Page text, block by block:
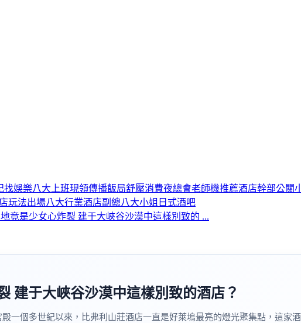
找娛樂八大上班現領傳播飯局舒壓消費夜總會老師機推薦酒店幹部公關
玩法出場八大行業酒店副總八大小姐 日式酒吧
竟是少女心炸裂 建于大峽谷沙漠中這樣別致的 ...
建于大峽谷沙漠中這樣別致的酒店？
一個多世紀以來，比弗利山莊酒店一直是好萊塢最亮的燈光聚集點，這家